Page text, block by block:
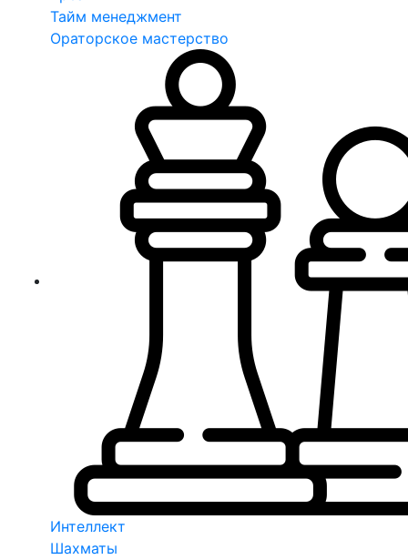
Тайм менеджмент
Ораторское мастерство
Интеллект
Шахматы